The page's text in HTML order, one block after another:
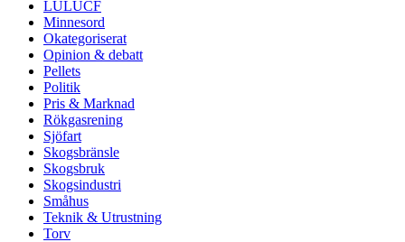
LULUCF
Minnesord
Okategoriserat
Opinion & debatt
Pellets
Politik
Pris & Marknad
Rökgasrening
Sjöfart
Skogsbränsle
Skogsbruk
Skogsindustri
Småhus
Teknik & Utrustning
Torv